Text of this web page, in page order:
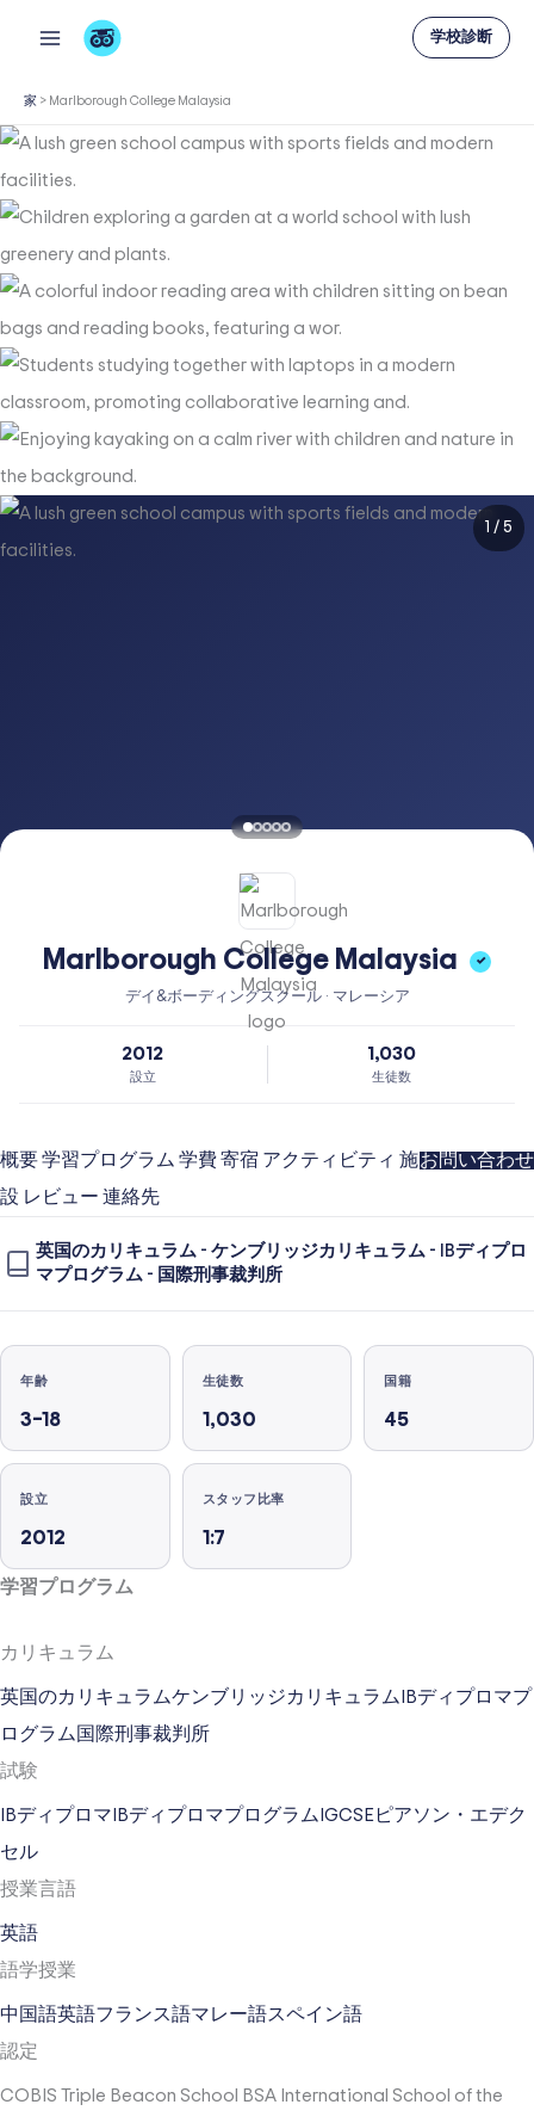
ス
ッ
学校診断
家 > Marlborough College Malaysia
1 / 5
Marlborough College Malaysia ✓
デイ&ボーディングスクール · マレーシア
2012
設立
1,030
生徒数
概要 学習プログラム 学費 寄宿 アクティビティ 施
設 レビュー 連絡先
お問い合わせ
英国のカリキュラム - ケンブリッジカリキュラム -
IBディプロ
マプログラム - 国際刑事裁判所
年齢
3–18
生徒数
1,030
国籍
45
設立
2012
スタッフ比率
1:7
学習プログラム
カリキュラム
英国のカリキュラムケンブリッジカリキュラム IBディプロマプ
ログラム 国際刑事裁判所
試験
IBディプロマ IBディプロマプログラム IGCSE ピアソン・エデク
セル
授業言語
英語
語学授業
中国語英語フランス語マレー語スペイン語
認定
COBIS Triple Beacon School BSA International School of the